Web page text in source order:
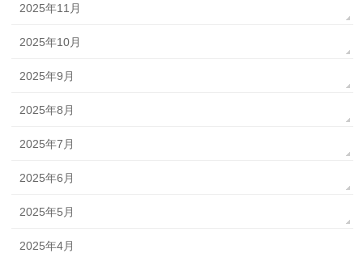
2025年11月
2025年10月
2025年9月
2025年8月
2025年7月
2025年6月
2025年5月
2025年4月